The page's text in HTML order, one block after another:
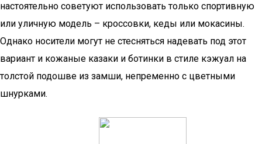
настоятельно советуют использовать только спортивную
или уличную модель – кроссовки, кеды или мокасины.
Однако носители могут не стесняться надевать под этот
вариант и кожаные казаки и ботинки в стиле кэжуал на
толстой подошве из замши, непременно с цветными
шнурками.